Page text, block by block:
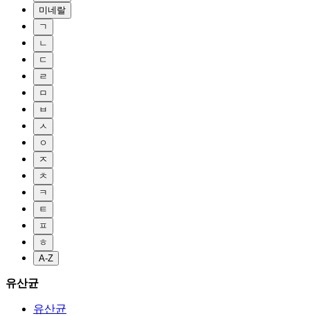
미네랄
ㄱ
ㄴ
ㄷ
ㄹ
ㅁ
ㅂ
ㅅ
ㅇ
ㅈ
ㅊ
ㅋ
ㅌ
ㅍ
ㅎ
A-Z
유산균
유산균